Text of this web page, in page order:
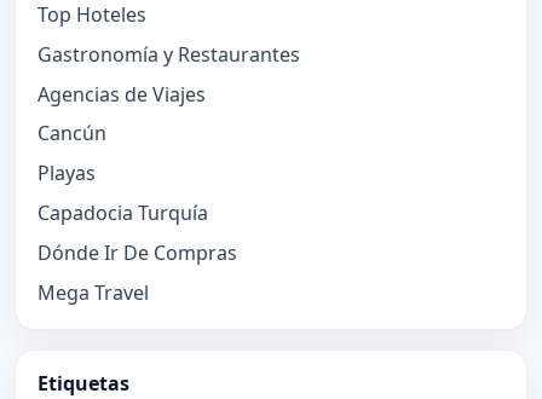
Top Hoteles
Gastronomía y Restaurantes
Agencias de Viajes
Cancún
Playas
Capadocia Turquía
Dónde Ir De Compras
Mega Travel
Etiquetas